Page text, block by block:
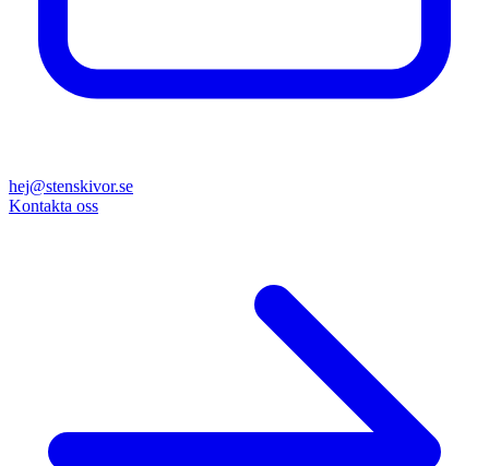
hej@stenskivor.se
Kontakta oss